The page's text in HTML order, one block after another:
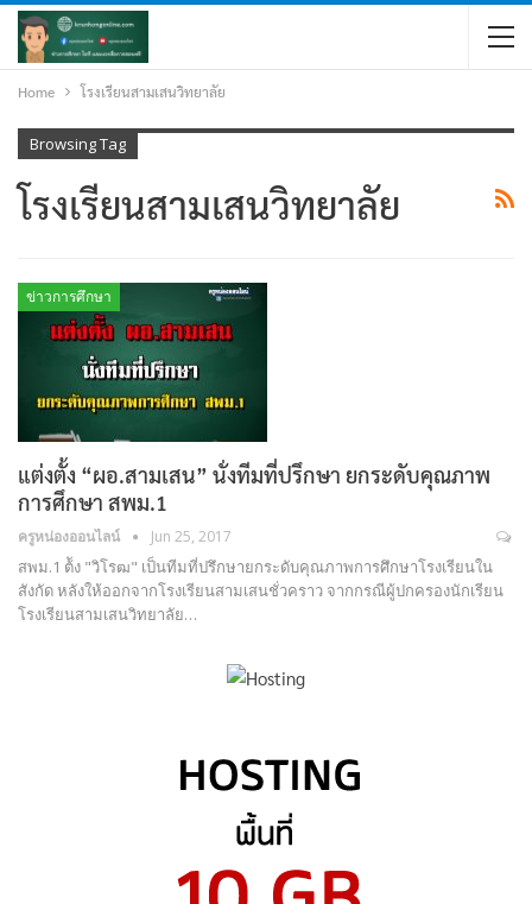
Home โรงเรียนสามเสนวิทยาลัย
Browsing Tag
โรงเรียนสามเสนวิทยาลัย
ข่าวการศึกษา
แต่งตั้ง “ผอ.สามเสน” นั่งทีมที่ปรึกษา ยกระดับคุณภาพ
การศึกษา สพม.1
ครูหน่องออนไลน์ Jun 25, 2017
สพม.1 ต้ัง "วิโรฒ" เป็นทีมที่ปรึกษายกระดับคุณภาพการศึกษาโรงเรียนใน
สังกัด หลังให้ออกจากโรงเรียนสามเสนชั่วคราว จากกรณีผู้ปกครองนักเรียน
โรงเรียนสามเสนวิทยาลัย…